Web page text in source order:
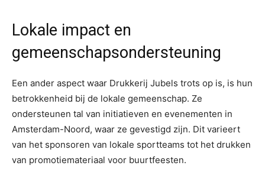
Lokale impact en
gemeenschapsondersteuning
Een ander aspect waar Drukkerij Jubels trots op is, is hun
betrokkenheid bij de lokale gemeenschap. Ze
ondersteunen tal van initiatieven en evenementen in
Amsterdam-Noord, waar ze gevestigd zijn. Dit varieert
van het sponsoren van lokale sportteams tot het drukken
van promotiemateriaal voor buurtfeesten.